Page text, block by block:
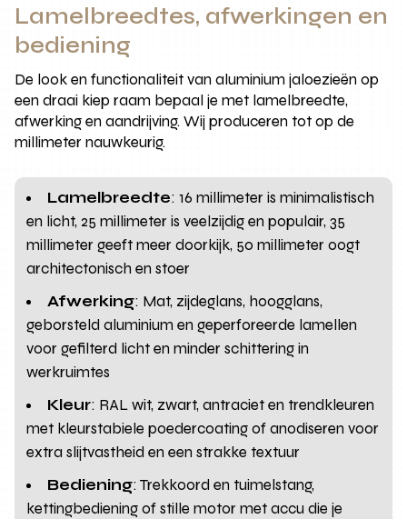
Lamelbreedtes, afwerkingen en
bediening
De look en functionaliteit van aluminium jaloezieën op
een draai kiep raam bepaal je met lamelbreedte,
afwerking en aandrijving. Wij produceren tot op de
millimeter nauwkeurig.
Lamelbreedte: 16 millimeter is minimalistisch
en licht, 25 millimeter is veelzijdig en populair, 35
millimeter geeft meer doorkijk, 50 millimeter oogt
architectonisch en stoer
Afwerking: Mat, zijdeglans, hoogglans,
geborsteld aluminium en geperforeerde lamellen
voor gefilterd licht en minder schittering in
werkruimtes
Kleur: RAL wit, zwart, antraciet en trendkleuren
met kleurstabiele poedercoating of anodiseren voor
extra slijtvastheid en een strakke textuur
Bediening: Trekkoord en tuimelstang,
kettingbediening of stille motor met accu die je